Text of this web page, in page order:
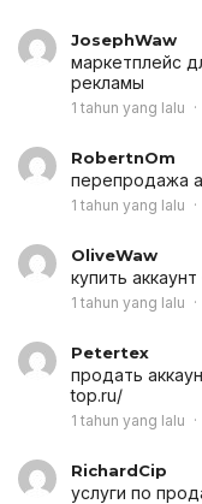
JosephWaw
маркетплейс
рекламы
1 tahun yang lalu
RobertnOm
перепродажа
1 tahun yang lalu
OliveWaw
купить аккаунт
1 tahun yang lalu
Petertex
продать
top.ru/
1 tahun yang lalu
RichardCip
услуги по